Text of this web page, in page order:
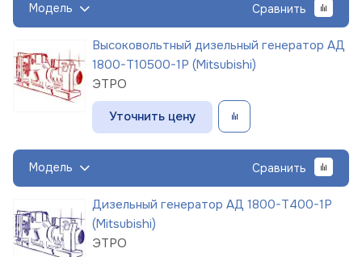
Модель Сравнить
Высоковольтный дизельный генератор АД
1800-Т10500-1Р (Mitsubishi)
ЭТРО
Уточнить цену
Модель Сравнить
Дизельный генератор АД 1800-Т400-1Р
(Mitsubishi)
ЭТРО